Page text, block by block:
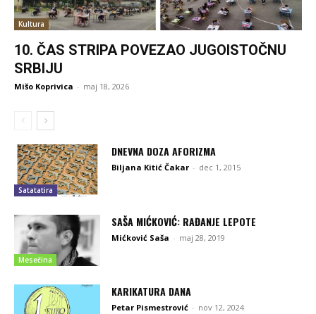
Kultura
10. ČAS STRIPA POVEZAO JUGOISTOČNU
SRBIJU
Mišo Koprivica - maj 18, 2026
Satatatira
DNEVNA DOZA AFORIZMA
Biljana Kitić Čakar - dec 1, 2015
Mesečina
SAŠA MIĆKOVIĆ: RAĐANJE LEPOTE
Mićković Saša - maj 28, 2019
KARIKATURA DANA
Petar Pismestrović - nov 12, 2024